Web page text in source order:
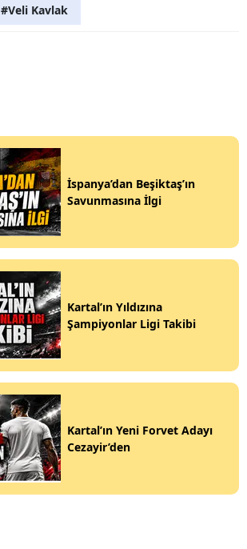
#Veli Kavlak
İspanya’dan Beşiktaş’ın
Savunmasına İlgi
Kartal’ın Yıldızına
Şampiyonlar Ligi Takibi
Kartal’ın Yeni Forvet Adayı
Cezayir’den